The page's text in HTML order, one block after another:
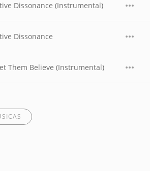
Dissonance (Instrumental)
Dissonance
Them Believe (Instrumental)